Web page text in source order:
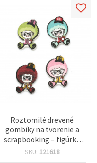
Roztomilé drevené
gombíky na tvorenie a
scrapbooking – figúrka
usmiateho dieťaťa, 32 × 20
SKU: 121618